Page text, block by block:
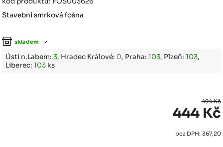
Stavební smrková fošna
skladem
Ústí n.Labem:3, Hradec Králové: 0, Praha:103, Plzeň:103,
Liberec:103 ks
494 Kč
444 Kč
bez DPH: 367,20